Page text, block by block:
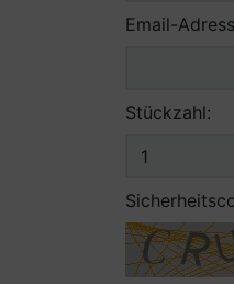
Email-
Stückzahl: